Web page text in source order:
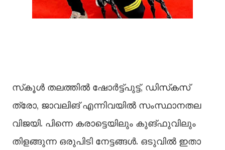
സ്‌കൂൾ തലത്തിൽ ഷോർട്ട്‌പുട്ട്‌, ഡിസ്‌കസ്‌
ത്രോ, ജാവലിങ്‌ എന്നിവയിൽ സംസ്ഥാനതല
വിജയി. പിന്നെ കരാട്ടെയിലും കുങ്‌ഫുവിലും
തിളങ്ങുന്ന ഒരുപിടി നേട്ടങ്ങൾ. ഒടുവിൽ ഇതാ